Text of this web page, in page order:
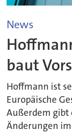
News
baut
Hoffmann ist
Europäische
Außerdem gibt
Änderungen